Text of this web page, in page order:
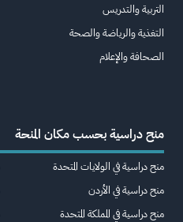
التربية والتدريس
التغذية والرياضة والصحة
الصحافة والإعلام
منح دراسية بحسب مكان المنحة
منح دراسية في الولايات المتحدة
منح دراسية في الأردن
منح دراسية في المملكة المتحدة